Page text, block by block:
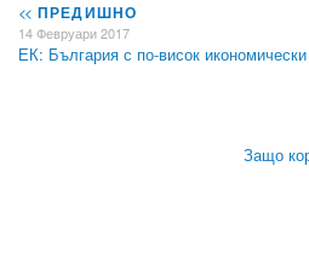
<< ПРЕДИШНО
14 Февруари 2017
ЕК: България с по-висок
Защо